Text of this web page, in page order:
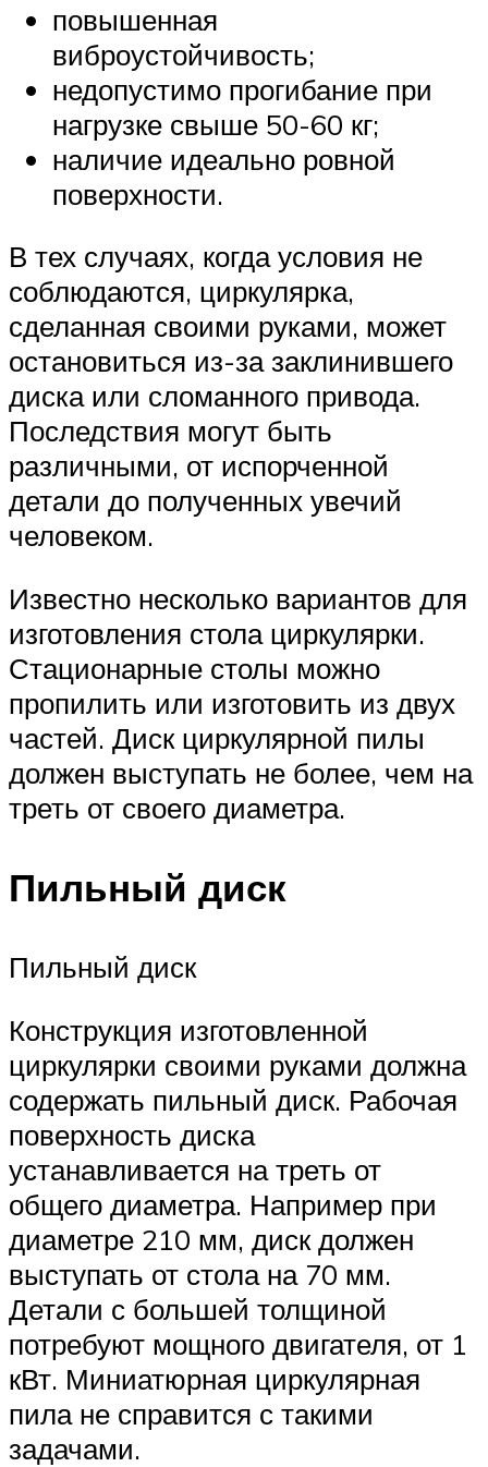
повышенная
виброустойчивость;
недопустимо прогибание при
нагрузке свыше 50-60 кг;
наличие идеально ровной
поверхности.
В тех случаях, когда условия не
соблюдаются, циркулярка,
сделанная своими руками, может
остановиться из-за заклинившего
диска или сломанного привода.
Последствия могут быть
различными, от испорченной
детали до полученных увечий
человеком.
Известно несколько вариантов для
изготовления стола циркулярки.
Стационарные столы можно
пропилить или изготовить из двух
частей. Диск циркулярной пилы
должен выступать не более, чем на
треть от своего диаметра.
Пильный диск
Пильный диск
Конструкция изготовленной
циркулярки своими руками должна
содержать пильный диск. Рабочая
поверхность диска
устанавливается на треть от
общего диаметра. Например при
диаметре 210 мм, диск должен
выступать от стола на 70 мм.
Детали с большей толщиной
потребуют мощного двигателя, от 1
кВт. Миниатюрная циркулярная
пила не справится с такими
задачами.